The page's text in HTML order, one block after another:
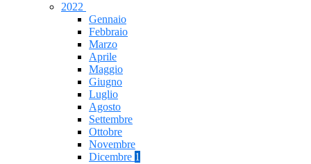
2022
Gennaio
Febbraio
Marzo
Aprile
Maggio
Giugno
Luglio
Agosto
Settembre
Ottobre
Novembre
Dicembre 1